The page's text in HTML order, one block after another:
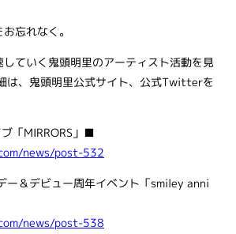
忘れなく。
ていく鬼頭明里のアーティスト活動を見
は、鬼頭明里公式サイト、公式Twitterを
「MIRRORS」■
news/post-532
ー＆デビュー周年イベント「smiley anni
news/post-538